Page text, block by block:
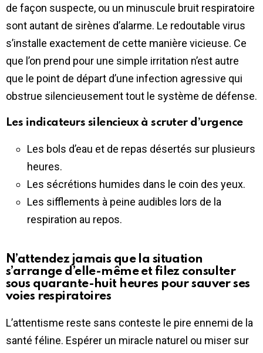
de façon suspecte, ou un minuscule bruit respiratoire
sont autant de sirènes d’alarme. Le redoutable virus
s’installe exactement de cette manière vicieuse. Ce
que l’on prend pour une simple irritation n’est autre
que le point de départ d’une infection agressive qui
obstrue silencieusement tout le système de défense.
Les indicateurs silencieux à scruter d’urgence
Les bols d’eau et de repas désertés sur plusieurs
heures.
Les sécrétions humides dans le coin des yeux.
Les sifflements à peine audibles lors de la
respiration au repos.
N’attendez jamais que la situation
s’arrange d’elle-même et filez consulter
sous quarante-huit heures pour sauver ses
voies respiratoires
L’attentisme reste sans conteste le pire ennemi de la
santé féline. Espérer un miracle naturel ou miser sur